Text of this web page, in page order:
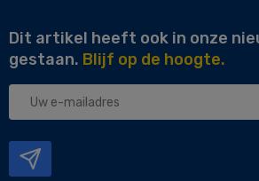
Dit artikel heeft ook in onze
gestaan. Blijf op de hoogte.
Uw